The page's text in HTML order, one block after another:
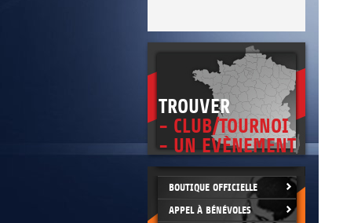
TROUVER
- CLUB/TOURNOI
- UN EVÈNEMENT
BOUTIQUE OFFICIELLE
APPEL À BÉNÉVOLES